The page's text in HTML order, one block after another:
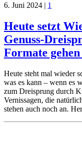
6. Juni 2024 1
Heute setzt
Genuss-
Formate
Heute steht mal wieder
was es kann – wenn es
zum Dreisprung durch
Vernissagen, die
stehen auch noch an.